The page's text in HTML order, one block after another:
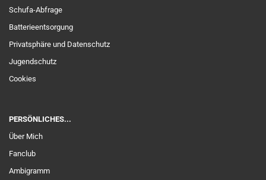
Schufa-Abfrage
Batterieentsorgung
Privatsphäre und Datenschutz
Jugendschutz
Cookies
PERSÖNLICHES...
Über Mich
Fanclub
Ambigramm